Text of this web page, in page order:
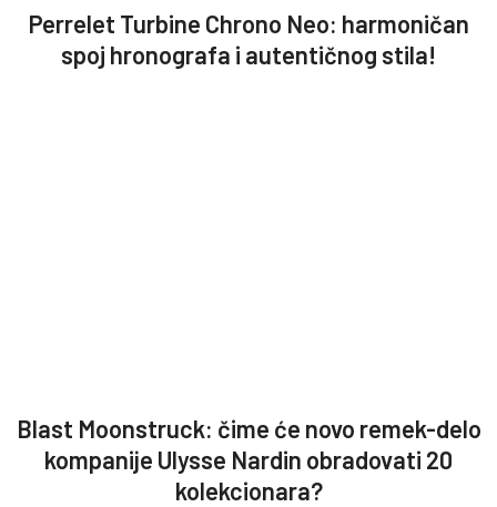
Perrelet Turbine Chrono Neo: harmoničan
spoj hronografa i autentičnog stila!
Blast Moonstruck: čime će novo remek-delo
kompanije Ulysse Nardin obradovati 20
kolekcionara?